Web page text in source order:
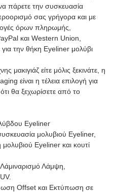
πάρετε την συσκευασία
σας γρήγορα και με
όρων πληρωμής,
και Western Union,
την θήκη Eyeliner μολύβι
μακιγιάζ είτε μόλις ξεκινάτε, η
είναι η τέλεια επιλογή για
θα ξεχωρίσετε από το
Eyeliner
μολυβιού Eyeliner,
Eyeliner και κουτί
Λάμψη,
Offset και Εκτύπωση σε